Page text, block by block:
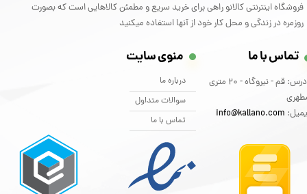
فروشگاه اینترنتی کالانو راهی برای خرید سریع و مطمئن کالاهایی است که بصورت
روزمره در زندگی و محل کار خود از آنها استفاده میکنید
تماس با ما
آدرس: قم - نیروگاه - 20 متری
info@kallano.com​​​​​​​
منوی سایت
درباره ما
سوالات متداول
تماس با ما